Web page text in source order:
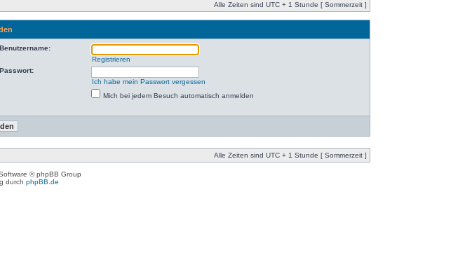
Alle Zeiten sind UTC + 1 Stunde [ Sommerzeit ]
Benutzername:
Registrieren
Passwort:
Ich habe mein Passwort vergessen
Mich bei jedem Besuch automatisch anmelden
Alle Zeiten sind UTC + 1 Stunde [ Sommerzeit ]
© phpBB Group
durch phpBB.de